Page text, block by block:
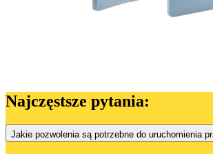
Najczęstsze pytania:
Jakie pozwolenia są potrzebne do uruchomienia